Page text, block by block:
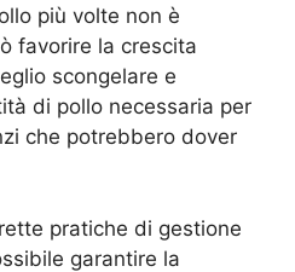
più volte non è
favorire la crescita
scongelare e
di pollo necessaria per
che potrebbero dover
pratiche di gestione
garantire la